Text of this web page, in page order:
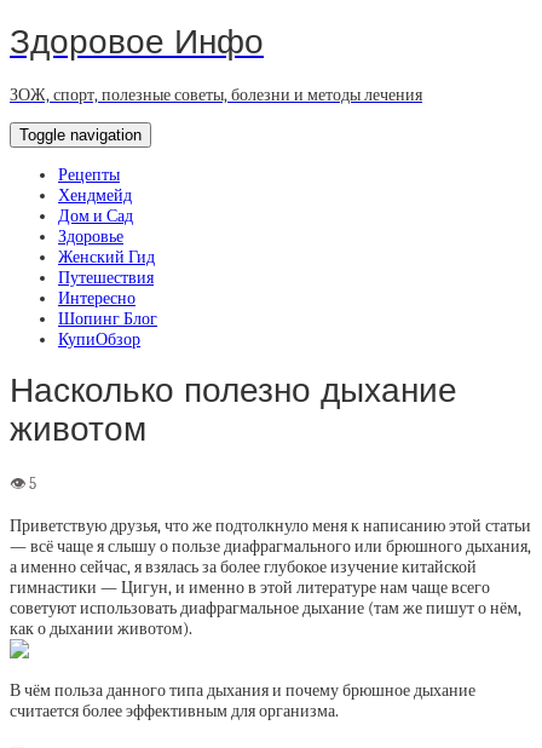
Здоровое Инфо
ЗОЖ, спорт, полезные советы, болезни и методы лечения
Toggle navigation
Рецепты
Хендмейд
Дом и Сад
Здоровье
Женский Гид
Путешествия
Интересно
Шопинг Блог
КупиОбзор
Насколько полезно дыхание
животом
Приветствую друзья, что же подтолкнуло меня к написанию этой статьи
— всё чаще я слышу о пользе диафрагмального или брюшного дыхания,
а именно сейчас, я взялась за более глубокое изучение китайской
гимнастики — Цигун, и именно в этой литературе нам чаще всего
советуют использовать диафрагмальное дыхание (там же пишут о нём,
как о дыхании животом).
В чём польза данного типа дыхания и почему брюшное дыхание
считается более эффективным для организма.